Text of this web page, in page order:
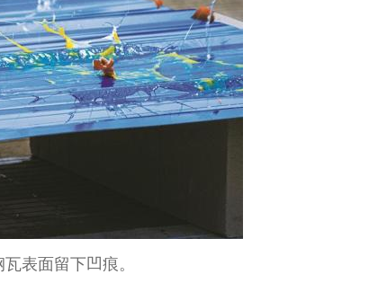
表面留下凹痕。